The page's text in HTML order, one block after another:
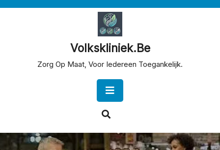
Volkskliniek.be
Zorg Op Maat, Voor Iedereen Toegankelijk.
Button